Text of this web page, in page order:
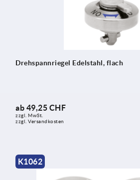
Drehspannriegel Edelstahl, flach
ab 49,25 CHF
zzgl. MwSt.
zzgl. Versandkosten
K1062